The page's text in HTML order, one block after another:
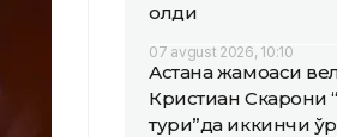
олди
07 avgust 2026, 10:10
Астана жамоаси
Кристиан Скарони
тури”да иккинчи